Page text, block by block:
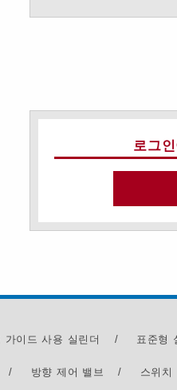
로그
가이드 사용 실린더 / 표준형
/ 방향 제어 밸브 / 스위치